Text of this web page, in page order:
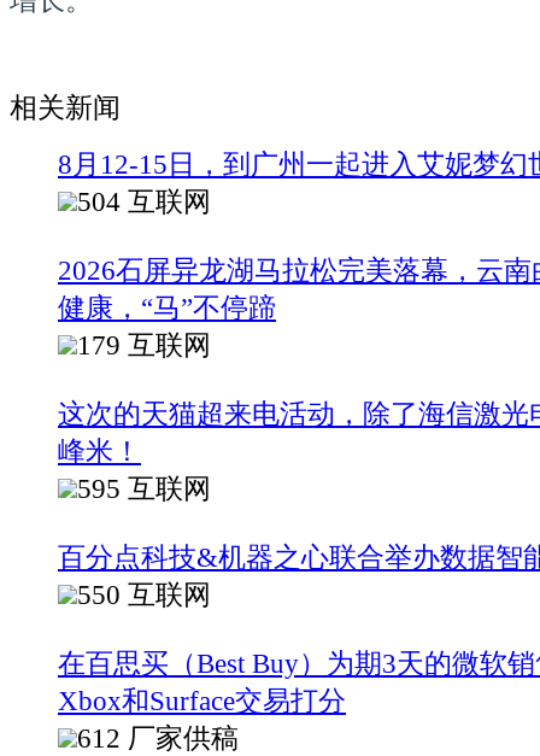
相关新闻
8月12-15日，到广州一起进入艾妮梦幻
504 互联网
2026石屏异龙湖马拉松完美落幕，云
健康，“马”不停蹄
179 互联网
这次的天猫超来电活动，除了海信激光
峰米！
595 互联网
百分点科技&机器之心联合举办数据智
550 互联网
在百思买（Best Buy）为期3天的微软
Xbox和Surface交易打分
612 厂家供稿